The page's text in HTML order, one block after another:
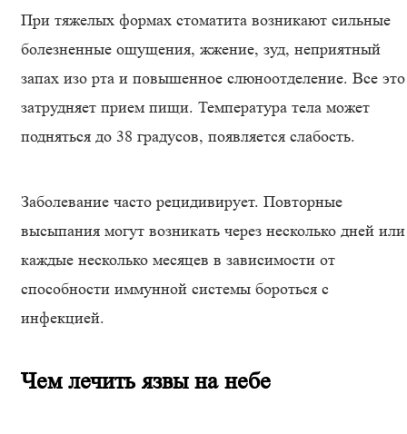
При тяжелых формах стоматита возникают сильные
болезненные ощущения, жжение, зуд, неприятный
запах изо рта и повышенное слюноотделение. Все это
затрудняет прием пищи. Температура тела может
подняться до 38 градусов, появляется слабость.
Заболевание часто рецидивирует. Повторные
высыпания могут возникать через несколько дней или
каждые несколько месяцев в зависимости от
способности иммунной системы бороться с
инфекцией.
Чем лечить язвы на небе